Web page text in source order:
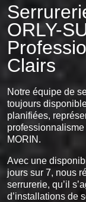
ORLY-
Clairs
Notre équipe de
toujours
planifiées,
MORIN.
Avec une
jours sur 7, nous
serrurerie, qu’il
d’installations de